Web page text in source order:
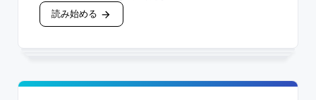
読み始める